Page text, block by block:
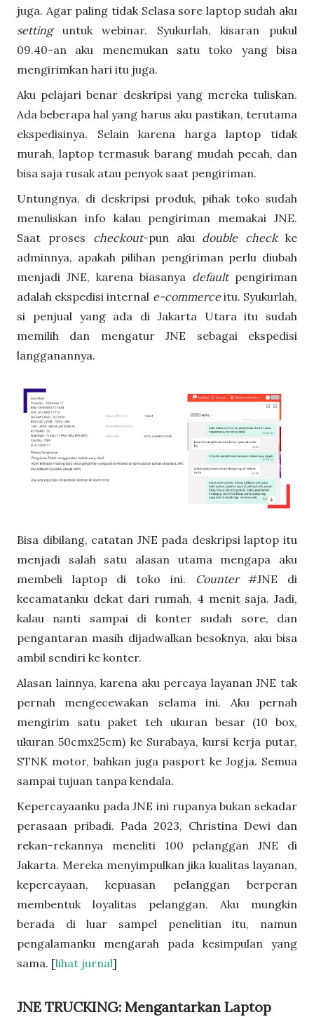
juga. Agar paling tidak Selasa sore laptop sudah aku
settinguntuk webinar. Syukurlah, kisaran pukul
09.40-an aku menemukan satu toko yang bisa
mengirimkan hari itu juga.
Aku pelajari benar deskripsi yang mereka tuliskan.
Ada beberapa hal yang harus aku pastikan, terutama
ekspedisinya. Selain karena harga laptop tidak
murah, laptop termasuk barang mudah pecah, dan
bisa saja rusak atau penyok saat pengiriman.
Untungnya, di deskripsi produk, pihak toko sudah
menuliskan info kalau pengiriman memakai JNE.
Saat proses checkout-pun aku double checkke
adminnya, apakah pilihan pengiriman perlu diubah
menjadi JNE, karena biasanya defaultpengiriman
adalah ekspedisi internal e-commerceitu. Syukurlah,
si penjual yang ada di Jakarta Utara itu sudah
memilih dan mengatur JNE sebagai ekspedisi
langganannya.
Bisa dibilang, catatan JNE pada deskripsi laptop itu
menjadi salah satu alasan utama mengapa aku
membeli laptop di toko ini.
Counter#JNE di
kecamatanku dekat dari rumah, 4 menit saja. Jadi,
kalau nanti sampai di konter sudah sore, dan
pengantaran masih dijadwalkan besoknya, aku bisa
ambil sendiri ke konter.
Alasan lainnya, karena aku percaya layanan JNE tak
pernah mengecewakan selama ini. Aku pernah
mengirim satu paket teh ukuran besar (10 box,
ukuran 50cmx25cm) ke Surabaya, kursi kerja putar,
STNK motor, bahkan juga pasport ke Jogja. Semua
sampai tujuan tanpa kendala.
Kepercayaanku pada JNE ini rupanya bukan sekadar
perasaan pribadi. Pada 2023, Christina Dewi dan
rekan-rekannya meneliti 100 pelanggan JNE di
Jakarta. Mereka menyimpulkan jika kualitas layanan,
kepercayaan, kepuasan pelanggan berperan
membentuk loyalitas pelanggan. Aku mungkin
berada di luar sampel penelitian itu, namun
pengalamanku mengarah pada kesimpulan yang
sama. [lihat jurnal]
JNE TRUCKING: Mengantarkan Laptop